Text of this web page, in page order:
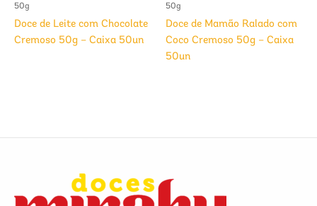
50g
Doce de Leite com Chocolate
Cremoso 50g – Caixa 50un
50g
Doce de Mamão Ralado com
Coco Cremoso 50g – Caixa
50un